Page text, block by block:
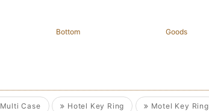
Bottom Goods
Multi Case Hotel Key Ring Motel Key Ring